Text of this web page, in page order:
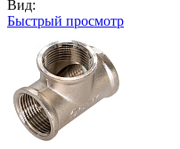
Вид:
Быстрый просмотр